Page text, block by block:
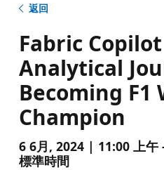
返回
Fabric
Analytical
Becoming F1
Champion
6 6月, 2024 | 11:00 上午
標準時間